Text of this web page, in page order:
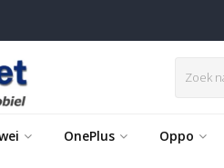
OnePlus Oppo